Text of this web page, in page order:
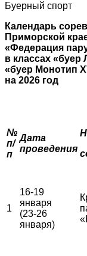
Буерный спорт
Календарь
Приморской
«Федерация
в классах
«буер Монотип
на 2026 год
№
п/
п
Дата
проведения
1
16-19
января
(23-26
января)